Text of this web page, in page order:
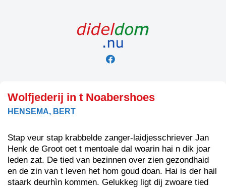
Wolfjederij in t Noabershoes
HENSEMA, BERT
Stap veur stap krabbelde zanger-laidjesschriever Jan
Henk de Groot oet t mentoale dal woarin hai n dik joar
leden zat. De tied van bezinnen over zien gezondhaid
en de zin van t leven het hom goud doan. Hai is der hail
staark deurhìn kommen. Gelukkeg ligt dij zwoare tied